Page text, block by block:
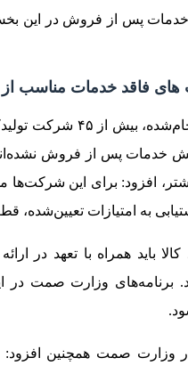
خدمات پس از فروش در این
فاقد خدمات مناسب از
طبق ارزیابی‌های
بخش خدمات پس از فروش
افزود: برای این
به امتیازات تعیین‌شده،
کالا باید همراه با تعهد
برنامه‌های وزارت صمت در
وزارت صمت همچنین